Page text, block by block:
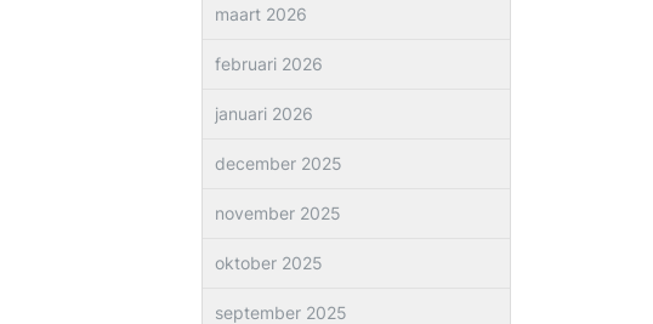
maart 2026
februari 2026
januari 2026
december 2025
november 2025
oktober 2025
september 2025